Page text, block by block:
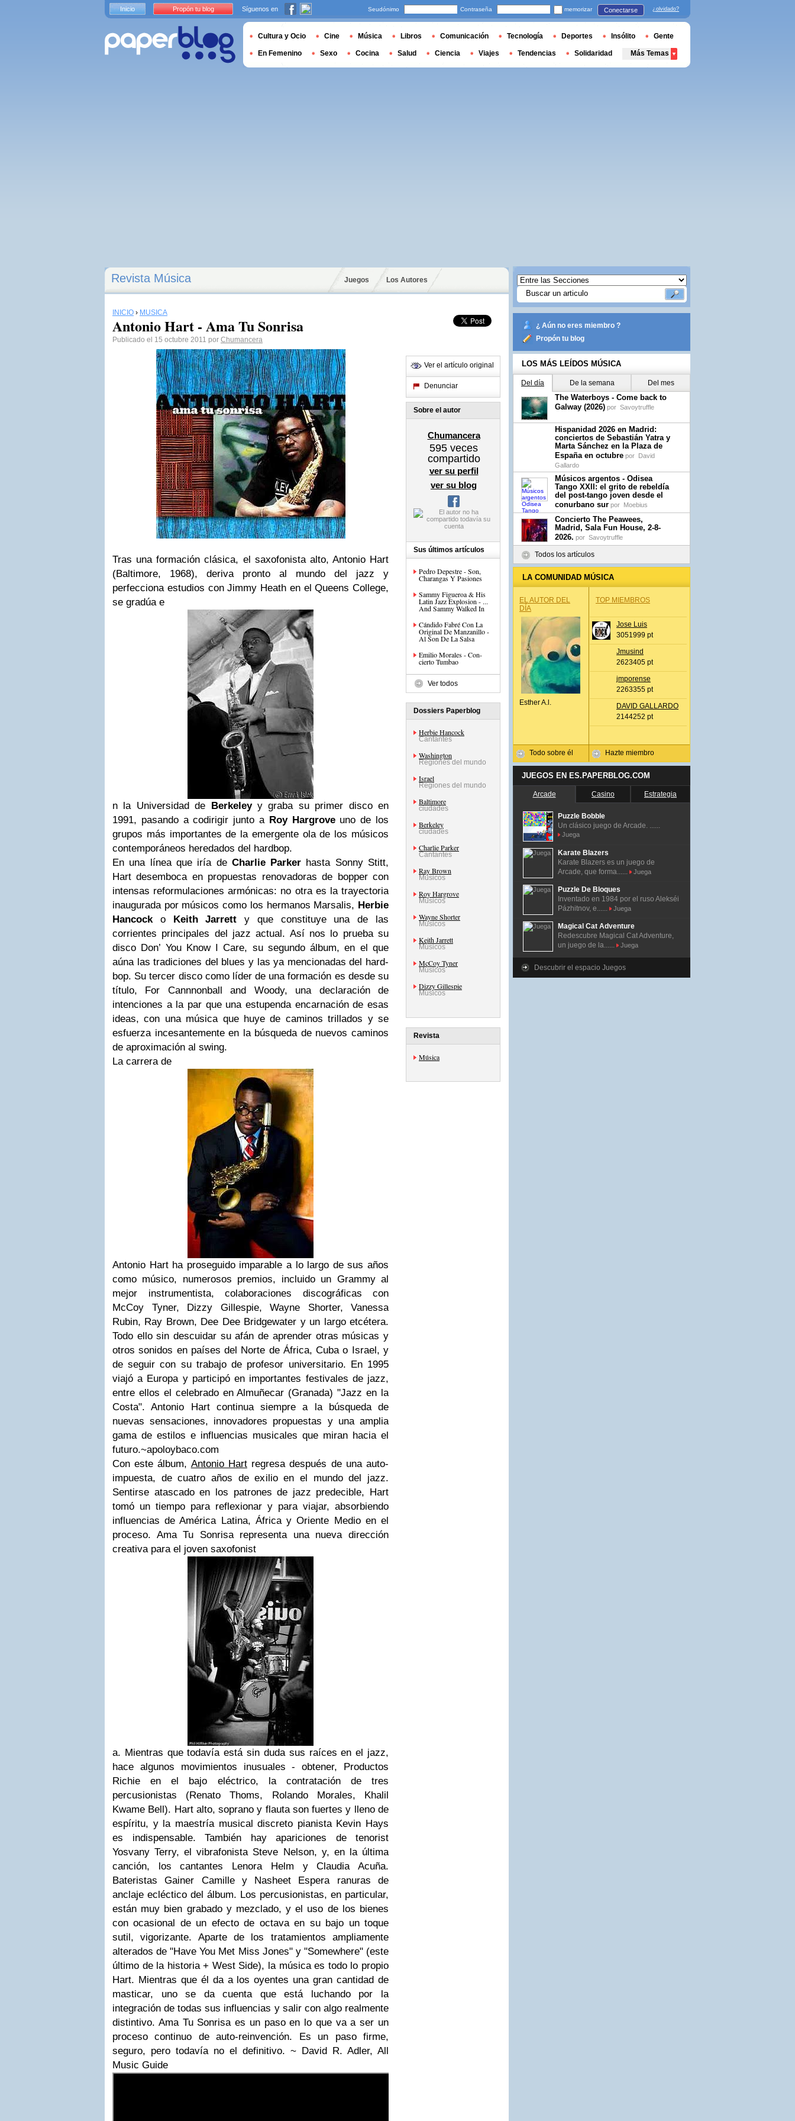
Revista Música Juegos Los Autores
INICIO › MÚSICA
Antonio Hart - Ama Tu Sonrisa
Publicado el 15 octubre 2011 por Chumancera
Tras una formación clásica, el saxofonista alto, Antonio Hart
(Baltimore, 1968), deriva pronto al mundo del jazz y
perfecciona estudios con Jimmy Heath en el Queens College,
se gradúa e
n la Universidad de Berkeleyy graba su primer disco en
1991, pasando a codirigir junto a Roy Hargroveuno de los
grupos más importantes de la emergente ola de los músicos
contemporáneos heredados del hardbop.
En una línea que iría de Charlie Parker hasta Sonny Stitt,
Hart desemboca en propuestas renovadoras de bopper con
intensas reformulaciones armónicas: no otra es la trayectoria
inaugurada por músicos como los hermanos Marsalis, Herbie
Hancocko Keith Jarrett y que constituye una de las
corrientes principales del jazz actual. Así nos lo prueba su
disco Don’ You Know I Care, su segundo álbum, en el que
aúna las tradiciones del blues y las ya mencionadas del hard-
bop. Su tercer disco como líder de una formación es desde su
título, For Cannnonball and Woody, una declaración de
intenciones a la par que una estupenda encarnación de esas
ideas, con una música que huye de caminos trillados y se
esfuerza incesantemente en la búsqueda de nuevos caminos
de aproximación al swing.
La carrera de
Antonio Hart ha proseguido imparable a lo largo de sus años
como músico, numerosos premios, incluido un Grammy al
mejor instrumentista, colaboraciones discográficas con
McCoy Tyner, Dizzy Gillespie, Wayne Shorter, Vanessa
Rubin, Ray Brown, Dee Dee Bridgewater y un largo etcétera.
Todo ello sin descuidar su afán de aprender otras músicas y
otros sonidos en países del Norte de África, Cuba o Israel, y
de seguir con su trabajo de profesor universitario. En 1995
viajó a Europa y participó en importantes festivales de jazz,
entre ellos el celebrado en Almuñecar (Granada) "Jazz en la
Costa". Antonio Hart continua siempre a la búsqueda de
nuevas sensaciones, innovadores propuestas y una amplia
gama de estilos e influencias musicales que miran hacia el
futuro.~apoloybaco.com
Con este álbum, Antonio Hartregresa después de una auto-
impuesta, de cuatro años de exilio en el mundo del jazz.
Sentirse atascado en los patrones de jazz predecible, Hart
tomó un tiempo para reflexionar y para viajar, absorbiendo
influencias de América Latina, África y Oriente Medio en el
proceso. Ama Tu Sonrisa representa una nueva dirección
creativa para el joven saxofonist
a. Mientras que todavía está sin duda sus raíces en el jazz,
hace algunos movimientos inusuales - obtener, Productos
Richie en el bajo eléctrico, la contratación de tres
percusionistas (Renato Thoms, Rolando Morales, Khalil
Kwame Bell). Hart alto, soprano y flauta son fuertes y lleno de
espíritu, y la maestría musical discreto pianista Kevin Hays
es indispensable. También hay apariciones de tenorist
Yosvany Terry, el vibrafonista Steve Nelson, y, en la última
canción, los cantantes Lenora Helm y Claudia Acuña.
Bateristas Gainer Camille y Nasheet Espera ranuras de
anclaje ecléctico del álbum. Los percusionistas, en particular,
están muy bien grabado y mezclado, y el uso de los bienes
con ocasional de un efecto de octava en su bajo un toque
sutil, vigorizante. Aparte de los tratamientos ampliamente
alterados de "Have You Met Miss Jones" y "Somewhere" (este
último de la historia + West Side), la música es todo lo propio
Hart. Mientras que él da a los oyentes una gran cantidad de
masticar, uno se da cuenta que está luchando por la
integración de todas sus influencias y salir con algo realmente
distintivo. Ama Tu Sonrisa es un paso en lo que va a ser un
proceso continuo de auto-reinvención. Es un paso firme,
seguro, pero todavía no el definitivo. ~ David R. Adler, All
Music Guide
Ver el artículo original
Denunciar
Sobre el autor
Chumancera
595 veces
compartido
ver su perfil
ver su blog
Sus últimos artículos
Pedro Depestre - Son,
Charangas Y Pasiones
Sammy Figueroa & His
Latin Jazz Explosion - ...
And Sammy Walked In
Cándido Fabré Con La
Original De Manzanillo -
Al Son De La Salsa
Emilio Morales - Con-
cierto Tumbao
Ver todos
Dossiers Paperblog
Herbie Hancock
Cantantes
Washington
Regiones del mundo
Israel
Regiones del mundo
Baltimore
ciudades
Berkeley
ciudades
Charlie Parker
Cantantes
Ray Brown
Músicos
Roy Hargrove
Músicos
Wayne Shorter
Músicos
Keith Jarrett
Músicos
McCoy Tyner
Músicos
Dizzy Gillespie
Músicos
Revista
Música
¿ Aún no eres miembro ?
Propón tu blog
LOS MÁS LEÍDOS MÚSICA
Del día De la semana Del mes
The Waterboys - Come back to
Galway (2026) por Savoytruffle
Hispanidad 2026 en Madrid:
conciertos de Sebastián Yatra y
Marta Sánchez en la Plaza de
España en octubre por David
Gallardo
Músicos argentos - Odisea
Tango XXII: el grito de rebeldía
del post-tango joven desde el
conurbano sur por Moebius
Concierto The Peawees,
Madrid, Sala Fun House, 2-8-
2026. por Savoytruffle
Todos los artículos
LA COMUNIDAD MÚSICA
EL AUTOR DEL
DÍA
Esther A.l.
Todo sobre él
TOP MIEMBROS
Jose Luis
3051999 pt
Jmusind
2623405 pt
jmporense
2263355 pt
DAVID GALLARDO
2144252 pt
Hazte miembro
JUEGOS EN ES.PAPERBLOG.COM
Arcade Casino Estrategia
Puzzle Bobble
Un clásico juego de Arcade. ......
Juega
Karate Blazers
Karate Blazers es un juego de
Arcade, que forma......
Juega
Puzzle De Bloques
Inventado en 1984 por el ruso Alekséi
Pázhitnov, e......
Juega
Magical Cat Adventure
Redescubre Magical Cat Adventure,
un juego de la......
Juega
Descubrir el espacio Juegos
Inicio Propón tu blog Síguenos en Seudónimo Contraseña memorizar Conectarse ¿olvidado?
Cultura y Ocio Cine Música Libros Comunicación Tecnología Deportes Insólito Gente
En Femenino Sexo Cocina Salud Ciencia Viajes Tendencias Solidaridad Más Temas